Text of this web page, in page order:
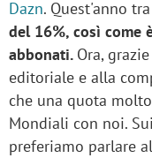
Dazn. Quest'anno
del 16%, così come
abbonati. Ora,
editoriale e alla
che una quota
Mondiali con noi.
preferiamo parlare